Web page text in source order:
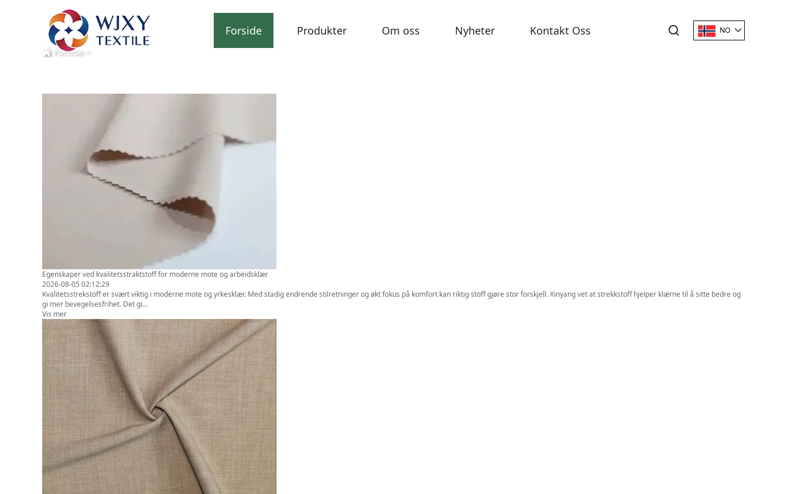
Forside Produkter Om oss Nyheter Kontakt Oss NO
Forside>
Egenskaper ved kvalitetsstraktstoff for moderne mote og arbeidsklær
2026-08-05 02:12:29
Kvalitetsstrekstoff er svært viktig i moderne mote og yrkesklær. Med stadig endrende stilretninger og økt fokus på komfort kan riktig stoff gjøre stor forskjell. Xinyang vet at strekkstoff hjelper klærne til å sitte bedre og
gi mer bevegelsesfrihet. Det gi...
Vis mer